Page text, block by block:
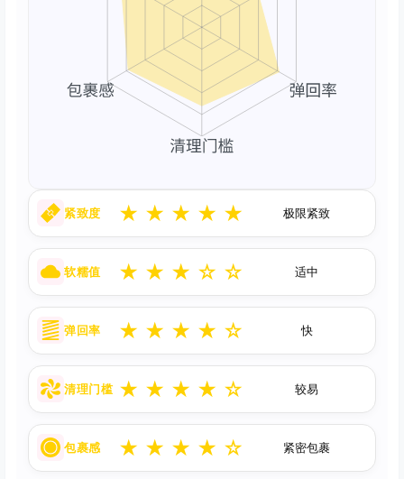
紧致度 ★ ★ ★ ★ ★ 极限紧致
软糯值 ★ ★ ★ ☆ ☆ 适中
弹回率 ★ ★ ★ ★ ☆ 快
清理门槛 ★ ★ ★ ★ ☆ 较易
包裹感 ★ ★ ★ ★ ☆ 紧密包裹